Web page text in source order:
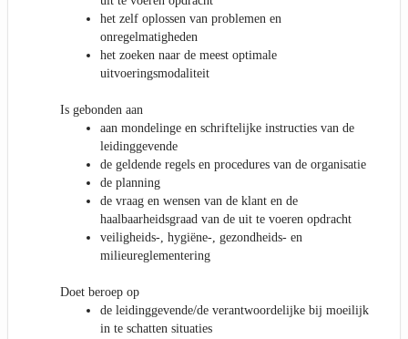
het zelf oplossen van problemen en
onregelmatigheden
het zoeken naar de meest optimale
uitvoeringsmodaliteit
Is gebonden aan
aan mondelinge en schriftelijke instructies van de
leidinggevende
de geldende regels en procedures van de organisatie
de planning
de vraag en wensen van de klant en de
haalbaarheidsgraad van de uit te voeren opdracht
veiligheids-, hygiëne-, gezondheids- en
milieureglementering
Doet beroep op
de leidinggevende/de verantwoordelijke bij moeilijk
in te schatten situaties